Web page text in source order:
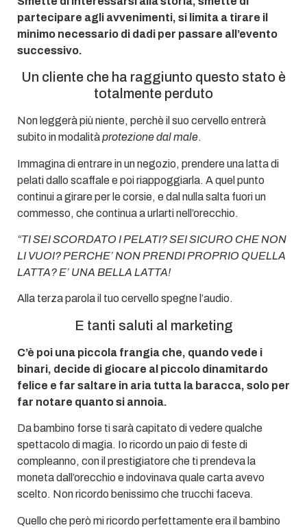
partecipare agli avvenimenti, si limita a tirare il
minimo necessario di dadi per passare all’evento
successivo.
Un cliente che ha raggiunto questo stato è
totalmente perduto
Non leggerà più niente, perchè il suo cervello entrerà
subito in modalitàprotezione dal male.
Immagina di entrare in un negozio, prendere una latta di
pelati dallo scaffale e poi riappoggiarla. A quel punto
continui a girare per le corsie, e dal nulla salta fuori un
commesso, che continua a urlarti nell’orecchio.
“TI SEI SCORDATO I PELATI? SEI SICURO CHE NON
LI VUOI? PERCHE’ NON PRENDI PROPRIO QUELLA
LATTA? E’ UNA BELLA LATTA!
Alla terza parola il tuo cervello spegne l’audio.
E tanti saluti al marketing
C’è poi una piccola frangia che, quando vede i
binari, decide di giocare al piccolo dinamitardo
felice e far saltare in aria tutta la baracca, solo per
far notare quanto si annoia.
Da bambino forse ti sarà capitato di vedere qualche
spettacolo di magia. Io ricordo un paio di feste di
compleanno, con il prestigiatore che ti prendeva la
moneta dall’orecchio e indovinava quale carta avevo
scelto. Non ricordo benissimo che trucchi faceva.
Quello che però mi ricordo perfettamente era il bambino